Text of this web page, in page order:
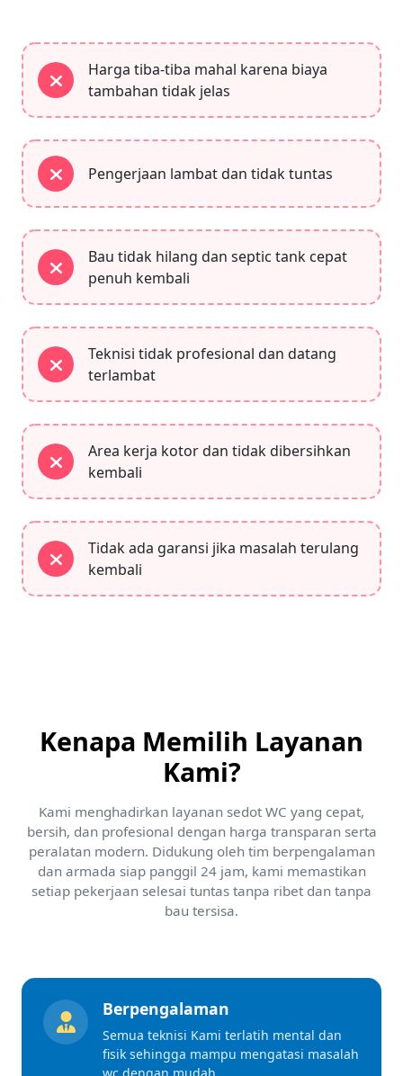
Harga tiba-tiba mahal karena biaya
tambahan tidak jelas
Pengerjaan lambat dan tidak tuntas
Bau tidak hilang dan septic tank cepat
penuh kembali
Teknisi tidak profesional dan datang
terlambat
Area kerja kotor dan tidak dibersihkan
kembali
Tidak ada garansi jika masalah terulang
kembali
Kenapa Memilih Layanan
Kami?
Kami menghadirkan layanan sedot WC yang cepat,
bersih, dan profesional dengan harga transparan serta
peralatan modern. Didukung oleh tim berpengalaman
dan armada siap panggil 24 jam, kami memastikan
setiap pekerjaan selesai tuntas tanpa ribet dan tanpa
bau tersisa.
Berpengalaman
Semua teknisi Kami terlatih mental dan
fisik sehingga mampu mengatasi masalah